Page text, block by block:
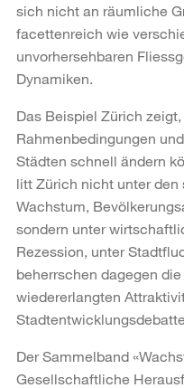
sich nicht an räumliche
facettenreich wie
unvorhersehbaren
Dynamiken.
Das Beispiel Zürich
Rahmenbedingungen
Städten schnell ändern
litt Zürich nicht unter den
Wachstum,
sondern unter
Rezession, unter
beherrschen dagegen
wiedererlangten
Stadtentwicklungsdebatte.
Der Sammelband
Gesellschaftliche